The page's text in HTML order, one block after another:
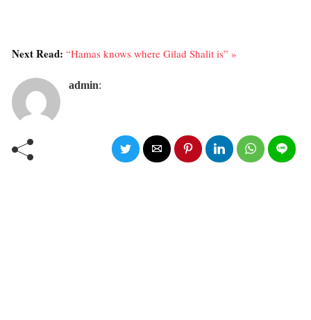
Next Read: “Hamas knows where Gilad Shalit is” »
admin: